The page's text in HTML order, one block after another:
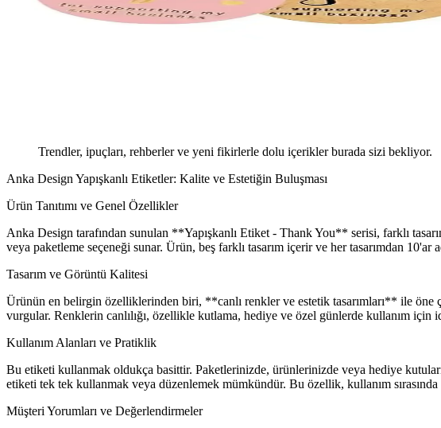
Trendler, ipuçları, rehberler ve yeni fikirlerle dolu içerikler burada sizi bekliyor.
Anka Design Yapışkanlı Etiketler: Kalite ve Estetiğin Buluşması
Ürün Tanıtımı ve Genel Özellikler
Anka Design tarafından sunulan **Yapışkanlı Etiket - Thank You** serisi, farklı
veya paketleme seçeneği sunar. Ürün, beş farklı tasarım içerir ve her tasarımdan
Tasarım ve Görüntü Kalitesi
Ürünün en belirgin özelliklerinden biri, **canlı renkler ve estetik tasarımları** ile
vurgular. Renklerin canlılığı, özellikle kutlama, hediye ve özel günlerde kullanım
Kullanım Alanları ve Pratiklik
Bu etiketi kullanmak oldukça basittir. Paketlerinizde, ürünlerinizde veya hediye
etiketi tek tek kullanmak veya düzenlemek mümkündür. Bu özellik, kullanım sırasında
Müşteri Yorumları ve Değerlendirmeler